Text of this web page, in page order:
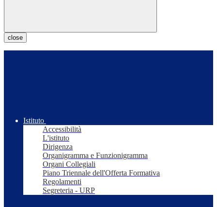
close
Istituto
Accessibilità
L'istituto
Dirigenza
Organigramma e Funzionigramma
Organi Collegiali
Piano Triennale dell'Offerta Formativa
Regolamenti
Segreteria - URP